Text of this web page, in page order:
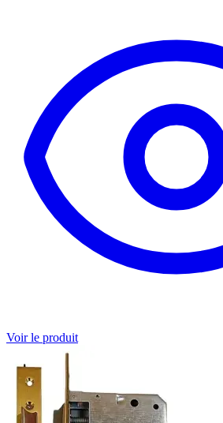
Voir le produit